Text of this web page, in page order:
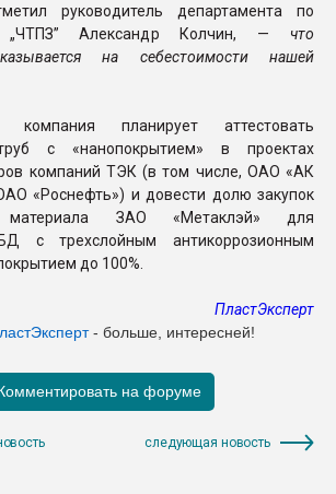
руководитель департамента по
Александр Колчин, — что
на себестоимости нашей
планирует аттестовать
с «нанопокрытием» в проектах
компаний ТЭК (в том числе, ОАО «АК
«Роснефть») и довести долю закупок
материала ЗАО «Метаклэй» для
с трехслойным антикоррозионным
до 100%.
ПластЭксперт
Эксперт- больше, интересней!
следующая новость